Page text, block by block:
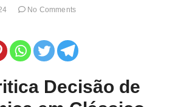
No Comments
Decisão de